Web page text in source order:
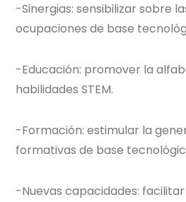
-Sinergias: sensibilizar sobre
ocupaciones de base
-Educación: promover la
habilidades STEM.
-Formación: estimular la
formativas de base
-Nuevas capacidades: